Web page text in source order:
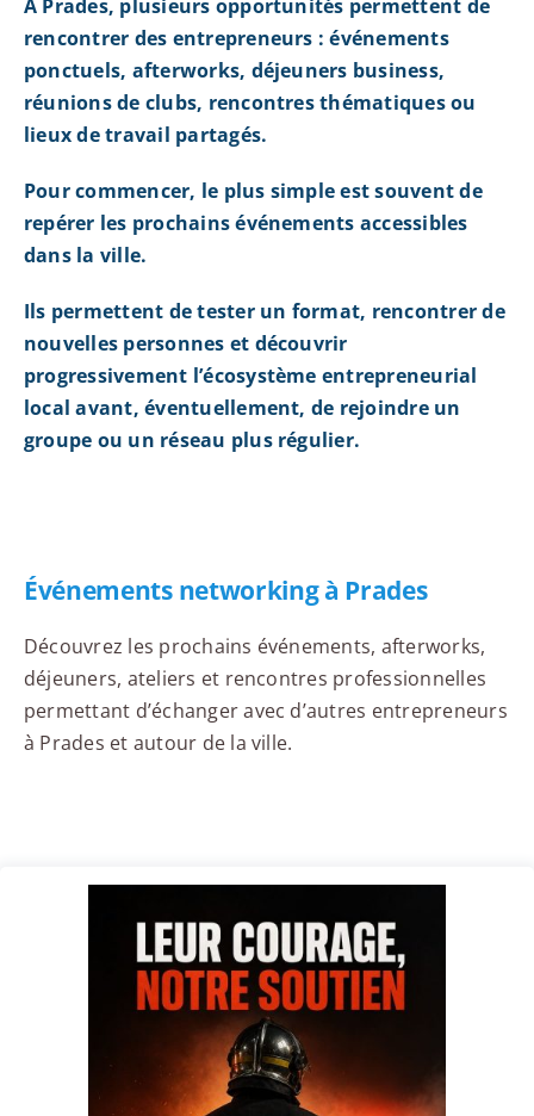
À Prades, plusieurs opportunités permettent de
rencontrer des entrepreneurs : événements
ponctuels, afterworks, déjeuners business,
réunions de clubs, rencontres thématiques ou
lieux de travail partagés.
Pour commencer, le plus simple est souvent de
repérer les prochains événements accessibles
dans la ville.
Ils permettent de tester un format, rencontrer de
nouvelles personnes et découvrir
progressivement l’écosystème entrepreneurial
local avant, éventuellement, de rejoindre un
groupe ou un réseau plus régulier.
Événements networking à Prades
Découvrez les prochains événements, afterworks,
déjeuners, ateliers et rencontres professionnelles
permettant d’échanger avec d’autres entrepreneurs
à Prades et autour de la ville.